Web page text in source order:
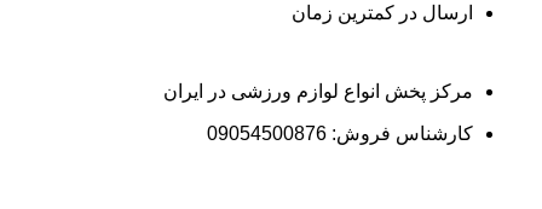
ارسال در کمترین زمان
مرکز پخش انواع لوازم ورزشی در ایران
کارشناس فروش: 09054500876